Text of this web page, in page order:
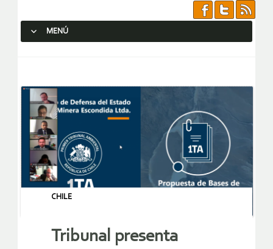
MENÚ
CHILE
Tribunal presenta